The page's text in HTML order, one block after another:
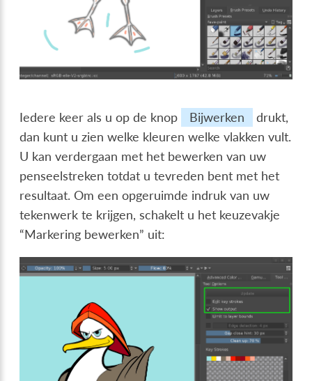
Iedere keer als u op de knop Bijwerken
drukt,
dan kunt u zien welke kleuren welke vlakken vult.
U kan verdergaan met het bewerken van uw
penseelstreken totdat u tevreden bent met het
resultaat. Om een opgeruimde indruk van uw
tekenwerk te krijgen, schakelt u het keuzevakje
“Markering bewerken” uit: